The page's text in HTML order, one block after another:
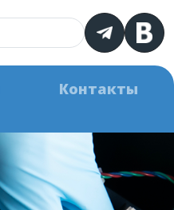
Контакты